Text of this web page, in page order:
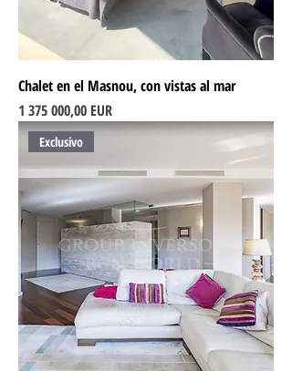
Chalet en el Masnou, con vistas al mar
Ціна
1 375 000,00 EUR
Exclusivo